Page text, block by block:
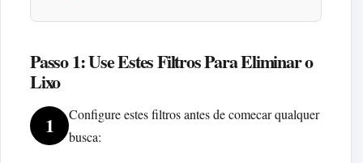
Passo 1: Use Estes Filtros Para Eliminar o
Lixo
1
Configure estes filtros antes de comecar qualquer
busca: